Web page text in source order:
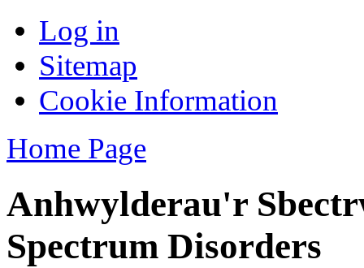
Log in
Sitemap
Cookie Information
Home Page
Anhwylderau'r
Spectrum Disorders